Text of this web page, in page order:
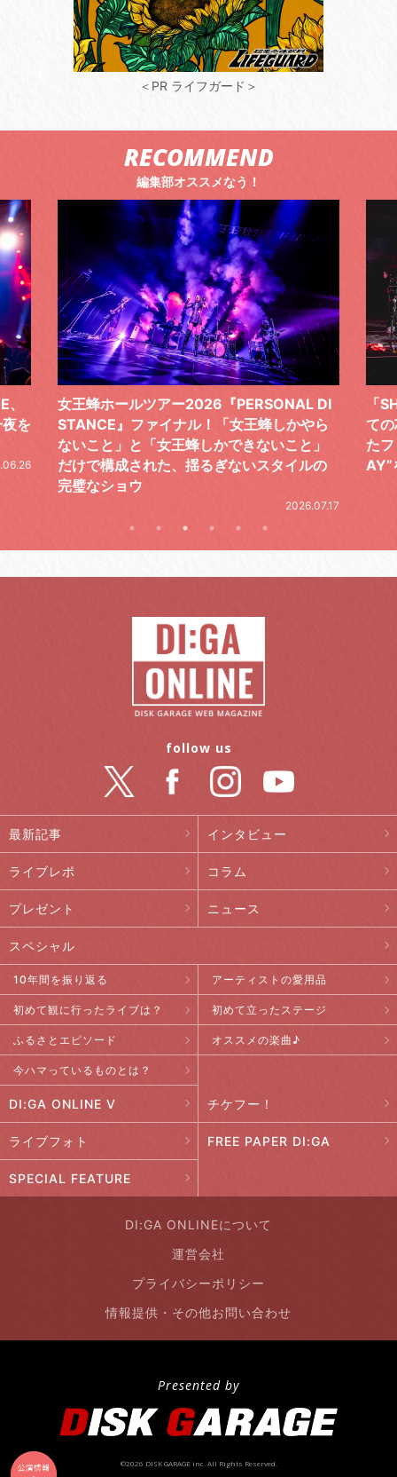
＜PR ライフガード＞
RECOMMEND
編集部オススメなう！
ら
の
「SHISHAMOでした!!!」ロックバンドとし
ての芯を貫き通し、笑顔と感謝で泳ぎ切っ
たファイナルライブ、DAY2“GOODBYE D
AY”をレポート
気
レ
最新記事 インタビュー
ライブレポ コラム
プレゼント ニュース
スペシャル
10年間を振り返る アーティストの愛用品
初めて観に行ったライブは？ 初めて立ったステージ
ふるさとエピソード オススメの楽曲♪
今ハマっているものとは？
DI:GA ONLINE V チケフー！
ライブフォト FREE PAPER DI:GA
SPECIAL FEATURE
follow us
DI:GA ONLINEについて
運営会社
プライバシーポリシー
情報提供・その他お問い合わせ
Presented by
©2026 DISK GARAGE inc. All Rights Reserved.